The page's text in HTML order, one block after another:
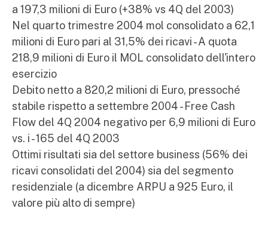
a 197,3 milioni di Euro (+­38% vs 4Q del 2003)
Nel quarto trimestre 2004 mol consolidato a 62,1
milioni di Euro pari al 31,5% dei ricavi - A quota
218,9 milioni di Euro il MOL consolidato dell'intero
esercizio
Debito netto a 820,2 milioni di Euro, pressoché
stabile rispetto a settembre 2004 - Free Cash
Flow del 4Q 2004 negativo per 6,9 milioni di Euro
vs. i - 165 del 4Q 2003
Ottimi risultati sia del settore business (56% dei
ricavi consolidati del 2004) sia del segmento
residenziale (a dicembre ARPU a 925 Euro, il
valore più alto di sempre)